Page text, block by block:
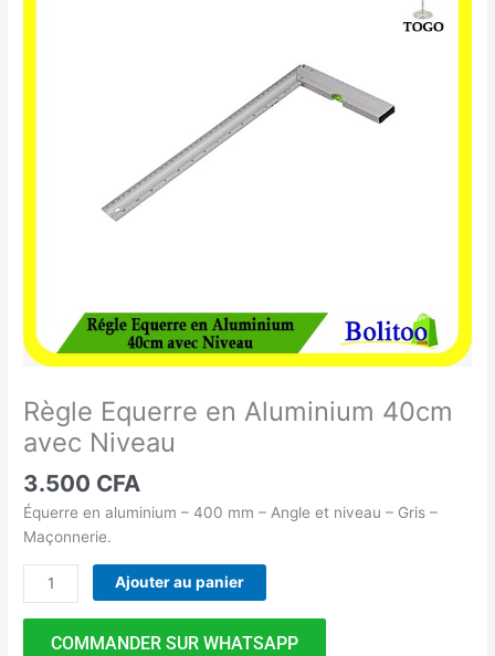
Règle Equerre en Aluminium 40cm
avec Niveau
3.500 CFA
Équerre en aluminium – 400 mm – Angle et niveau – Gris –
Maçonnerie.
Ajouter au panier
COMMANDER SUR WHATSAPP